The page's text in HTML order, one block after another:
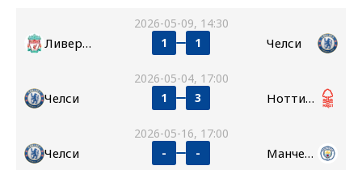
2026-05-09, 14:30
Ливерпуль 1 1 Челси
2026-05-04, 17:00
Челси 1 3 Ноттингем Форест
2026-05-16, 17:00
Челси - - Манчестер Сити